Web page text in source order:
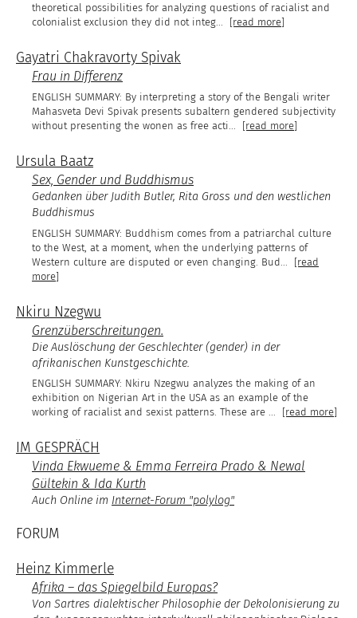
theoretical possibilities for analyzing questions of racialist and
colonialist exclusion they did not integ
[read more]
Gayatri Chakravorty Spivak
Frau in Differenz
By interpreting a story of the Bengali writer
Mahasveta Devi Spivak presents subaltern gendered subjectivity
without presenting the wonen as free acti... [read more]
Ursula Baatz
Sex, Gender und Buddhismus
Gedanken über Judith Butler, Rita Gross und den westlichen
Buddhismus
Buddhism comes from a patriarchal culture
to the West, at a moment, when the underlying patterns of
Western culture are disputed or even changing. Bud
[read
more]
Nkiru Nzegwu
Grenzüberschreitungen.
Die Auslöschung der Geschlechter (gender) in der
afrikanischen Kunstgeschichte.
Nkiru Nzegwu analyzes the making of an
exhibition on Nigerian Art in the USA as an example of the
working of racialist and sexist patterns. These are ... [read more]
IM GESPRÄCH
Vinda Ekwueme & Emma Ferreira Prado & Newal
Gültekin & Ida Kurth
Auch Online im Internet-Forum "polylog"
FORUM
Heinz Kimmerle
Afrika – das Spiegelbild Europas?
Von Sartres dialektischer Philosophie der Dekolonisierung zu